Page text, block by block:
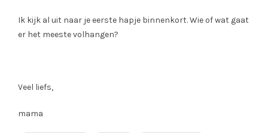
Ik kijk al uit naar je eerste hapje binnenkort. Wie of wat gaat
er het meeste volhangen?
Veel liefs,
mama